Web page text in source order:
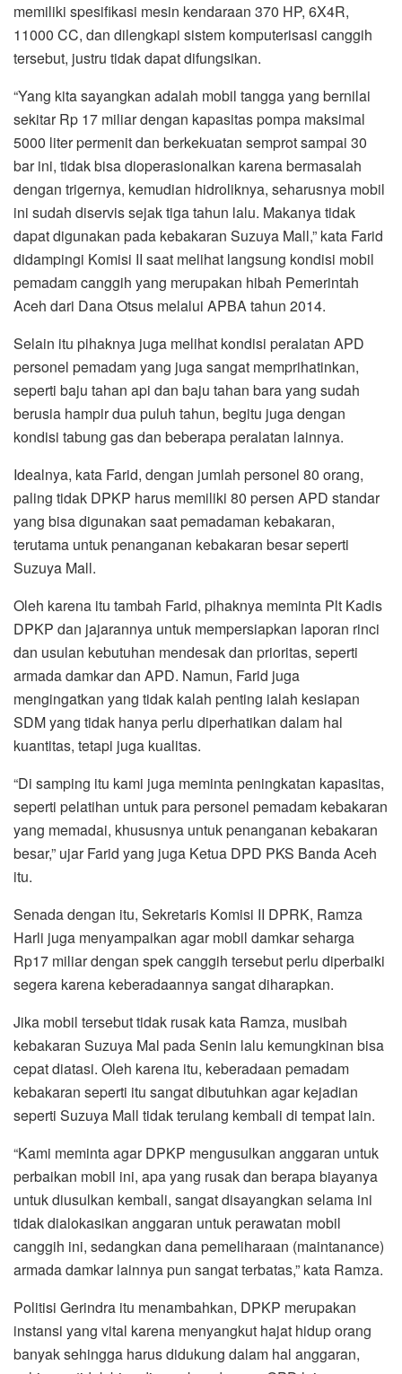
memiliki spesifikasi mesin kendaraan 370 HP, 6X4R,
11000 CC, dan dilengkapi sistem komputerisasi canggih
tersebut, justru tidak dapat difungsikan.
“Yang kita sayangkan adalah mobil tangga yang bernilai
sekitar Rp 17 miliar dengan kapasitas pompa maksimal
5000 liter permenit dan berkekuatan semprot sampai 30
bar ini, tidak bisa dioperasionalkan karena bermasalah
dengan trigernya, kemudian hidroliknya, seharusnya mobil
ini sudah diservis sejak tiga tahun lalu. Makanya tidak
dapat digunakan pada kebakaran Suzuya Mall,” kata Farid
didampingi Komisi II saat melihat langsung kondisi mobil
pemadam canggih yang merupakan hibah Pemerintah
Aceh dari Dana Otsus melalui APBA tahun 2014.
Selain itu pihaknya juga melihat kondisi peralatan APD
personel pemadam yang juga sangat memprihatinkan,
seperti baju tahan api dan baju tahan bara yang sudah
berusia hampir dua puluh tahun, begitu juga dengan
kondisi tabung gas dan beberapa peralatan lainnya.
Idealnya, kata Farid, dengan jumlah personel 80 orang,
paling tidak DPKP harus memiliki 80 persen APD standar
yang bisa digunakan saat pemadaman kebakaran,
terutama untuk penanganan kebakaran besar seperti
Suzuya Mall.
Oleh karena itu tambah Farid, pihaknya meminta Plt Kadis
DPKP dan jajarannya untuk mempersiapkan laporan rinci
dan usulan kebutuhan mendesak dan prioritas, seperti
armada damkar dan APD. Namun, Farid juga
mengingatkan yang tidak kalah penting ialah kesiapan
SDM yang tidak hanya perlu diperhatikan dalam hal
kuantitas, tetapi juga kualitas.
“Di samping itu kami juga meminta peningkatan kapasitas,
seperti pelatihan untuk para personel pemadam kebakaran
yang memadai, khususnya untuk penanganan kebakaran
besar,” ujar Farid yang juga Ketua DPD PKS Banda Aceh
itu.
Senada dengan itu, Sekretaris Komisi II DPRK, Ramza
Harli juga menyampaikan agar mobil damkar seharga
Rp17 miliar dengan spek canggih tersebut perlu diperbaiki
segera karena keberadaannya sangat diharapkan.
Jika mobil tersebut tidak rusak kata Ramza, musibah
kebakaran Suzuya Mal pada Senin lalu kemungkinan bisa
cepat diatasi. Oleh karena itu, keberadaan pemadam
kebakaran seperti itu sangat dibutuhkan agar kejadian
seperti Suzuya Mall tidak terulang kembali di tempat lain.
“Kami meminta agar DPKP mengusulkan anggaran untuk
perbaikan mobil ini, apa yang rusak dan berapa biayanya
untuk diusulkan kembali, sangat disayangkan selama ini
tidak dialokasikan anggaran untuk perawatan mobil
canggih ini, sedangkan dana pemeliharaan (maintanance)
armada damkar lainnya pun sangat terbatas,” kata Ramza.
Politisi Gerindra itu menambahkan, DPKP merupakan
instansi yang vital karena menyangkut hajat hidup orang
banyak sehingga harus didukung dalam hal anggaran,